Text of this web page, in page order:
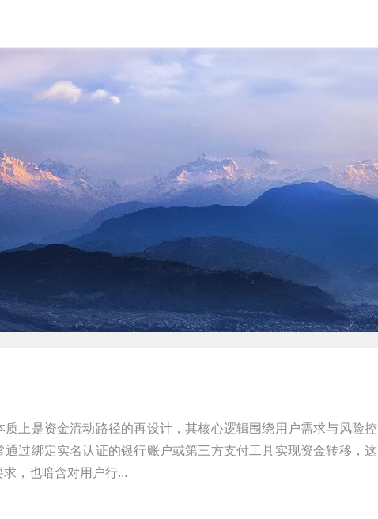
质上是资金流动路径的再设计，其核心逻辑围绕用户需求与风险控
通过绑定实名认证的银行账户或第三方支付工具实现资金转移，这
，也暗含对用户行...